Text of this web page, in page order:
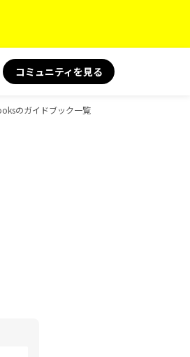
コミュニティを見る
のガイドブック一覧